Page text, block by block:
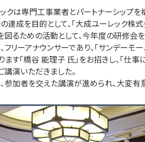
クは専門工事業者とパートナーシップ
達成を目的として、「大成ユーレック株
るための活動として、今年度の研修会
リーアナウンサーであり、「サンデー
ます「橋谷 能理子 氏」をお招きし、「仕
講演いただきました。
参加者を交えた講演が進められ、大変有